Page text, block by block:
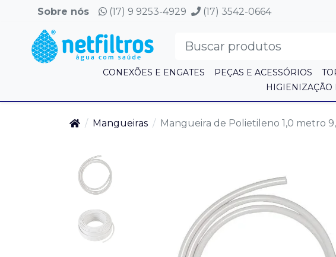
Sobre nós (17) 9 9253-4929 (17) 3542-0664
CONEXÕES E ENGATES PEÇAS E ACESSÓRIOS
HIGIENIZAÇÃO
Mangueiras Mangueira de Polietileno 1,0 metro